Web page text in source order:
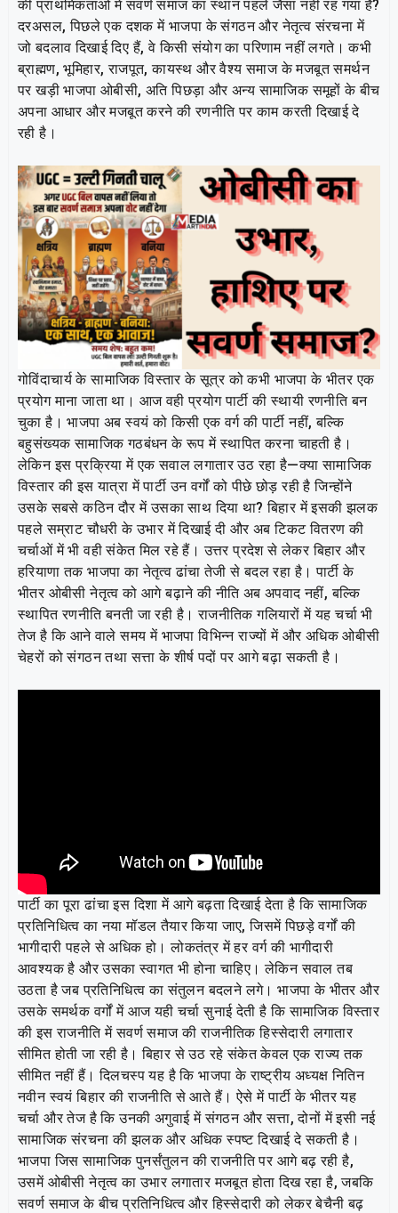
की प्राथमिकताओं में सवर्ण समाज का स्थान पहले जैसा नहीं रह गया है?
दरअसल, पिछले एक दशक में भाजपा के संगठन और नेतृत्व संरचना में
जो बदलाव दिखाई दिए हैं, वे किसी संयोग का परिणाम नहीं लगते। कभी
ब्राह्मण, भूमिहार, राजपूत, कायस्थ और वैश्य समाज के मजबूत समर्थन
पर खड़ी भाजपा ओबीसी, अति पिछड़ा और अन्य सामाजिक समूहों के बीच
अपना आधार और मजबूत करने की रणनीति पर काम करती दिखाई दे
रही है।
गोविंदाचार्य के सामाजिक विस्तार के सूत्र को कभी भाजपा के भीतर एक
प्रयोग माना जाता था। आज वही प्रयोग पार्टी की स्थायी रणनीति बन
चुका है। भाजपा अब स्वयं को किसी एक वर्ग की पार्टी नहीं, बल्कि
बहुसंख्यक सामाजिक गठबंधन के रूप में स्थापित करना चाहती है।
लेकिन इस प्रक्रिया में एक सवाल लगातार उठ रहा है—क्या सामाजिक
विस्तार की इस यात्रा में पार्टी उन वर्गों को पीछे छोड़ रही है जिन्होंने
उसके सबसे कठिन दौर में उसका साथ दिया था? बिहार में इसकी झलक
पहले सम्राट चौधरी के उभार में दिखाई दी और अब टिकट वितरण की
चर्चाओं में भी वही संकेत मिल रहे हैं। उत्तर प्रदेश से लेकर बिहार और
हरियाणा तक भाजपा का नेतृत्व ढांचा तेजी से बदल रहा है। पार्टी के
भीतर ओबीसी नेतृत्व को आगे बढ़ाने की नीति अब अपवाद नहीं, बल्कि
स्थापित रणनीति बनती जा रही है। राजनीतिक गलियारों में यह चर्चा भी
तेज है कि आने वाले समय में भाजपा विभिन्न राज्यों में और अधिक ओबीसी
चेहरों को संगठन तथा सत्ता के शीर्ष पदों पर आगे बढ़ा सकती है।
पार्टी का पूरा ढांचा इस दिशा में आगे बढ़ता दिखाई देता है कि सामाजिक
प्रतिनिधित्व का नया मॉडल तैयार किया जाए, जिसमें पिछड़े वर्गों की
भागीदारी पहले से अधिक हो। लोकतंत्र में हर वर्ग की भागीदारी
आवश्यक है और उसका स्वागत भी होना चाहिए। लेकिन सवाल तब
उठता है जब प्रतिनिधित्व का संतुलन बदलने लगे। भाजपा के भीतर और
उसके समर्थक वर्गों में आज यही चर्चा सुनाई देती है कि सामाजिक विस्तार
की इस राजनीति में सवर्ण समाज की राजनीतिक हिस्सेदारी लगातार
सीमित होती जा रही है। बिहार से उठ रहे संकेत केवल एक राज्य तक
सीमित नहीं हैं। दिलचस्प यह है कि भाजपा के राष्ट्रीय अध्यक्ष नितिन
नवीन स्वयं बिहार की राजनीति से आते हैं। ऐसे में पार्टी के भीतर यह
चर्चा और तेज है कि उनकी अगुवाई में संगठन और सत्ता, दोनों में इसी नई
सामाजिक संरचना की झलक और अधिक स्पष्ट दिखाई दे सकती है।
भाजपा जिस सामाजिक पुनर्संतुलन की राजनीति पर आगे बढ़ रही है,
उसमें ओबीसी नेतृत्व का उभार लगातार मजबूत होता दिख रहा है, जबकि
सवर्ण समाज के बीच प्रतिनिधित्व और हिस्सेदारी को लेकर बेचैनी बढ़